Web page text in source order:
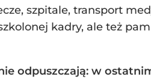
szpitale, transport
kadry, ale też
odpuszczają: w